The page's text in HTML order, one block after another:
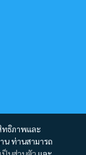
ทธิภาพและ
น ท่านสามารถ